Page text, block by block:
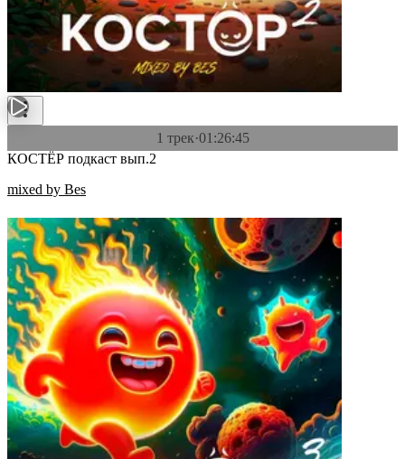
1 трек·01:26:45
КОСТЁР подкаст вып.2
mixed by Bes